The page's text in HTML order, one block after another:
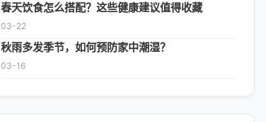
春天饮食怎么搭配？这些健康建议值得收藏
03-22
秋雨多发季节，如何预防家中潮湿？
03-16